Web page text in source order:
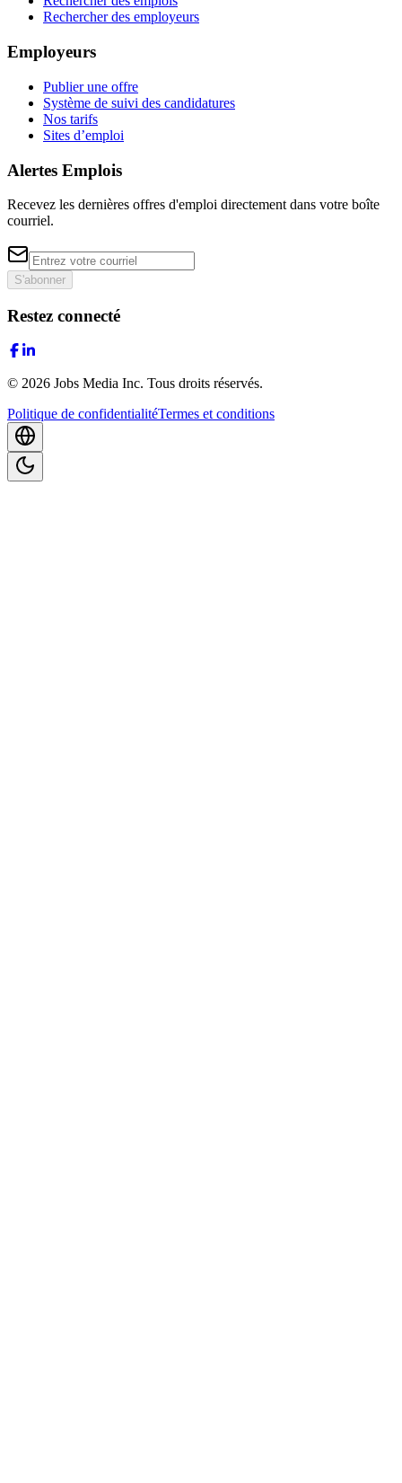
Rechercher des employeurs
Employeurs
Publier une offre
Système de suivi des candidatures
Nos tarifs
Sites d’emploi
Alertes Emplois
Recevez les dernières offres d'emploi directement dans votre boîte
courriel.
S'abonner
Restez connecté
© 2026 Jobs Media Inc. Tous droits réservés.
Politique de confidentialitéTermes et conditions